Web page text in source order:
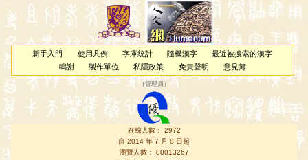
新手入門 使用凡例 字庫統計 隨機漢字
最近被搜索的漢字
鳴謝
製作單位 私隱政策 免責聲明 意見簿
（管理員 ）
在線人數： 2972
自 2014 年 7 月 8 日起
瀏覽人數： 80013267